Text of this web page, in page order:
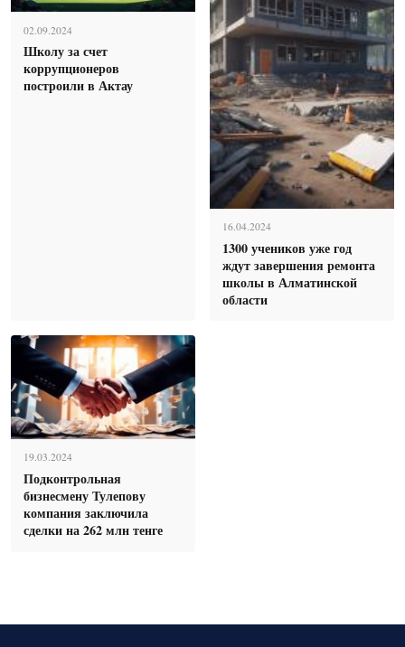
02.09.2024
Школу за счет
коррупционеров
построили в Актау
16.04.2024
1300 учеников уже год
ждут завершения ремонта
школы в Алматинской
области
19.03.2024
Подконтрольная
бизнесмену Тулепову
компания заключила
сделки на 262 млн тенге